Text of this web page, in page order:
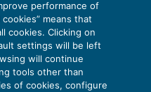
Dovier
performance of
means that
cookies. Clicking on
settings will be left
will continue
tools other than
of cookies, configure